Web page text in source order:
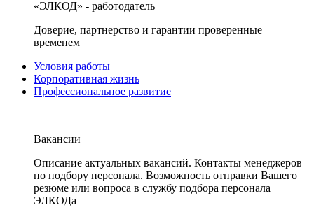
«ЭЛКОД» - работодатель
Доверие, партнерство и гарантии проверенные
временем
Условия работы
Корпоративная жизнь
Профессиональное развитие
Вакансии
Описание актуальных вакансий. Контакты менеджеров
по подбору персонала. Возможность отправки Вашего
резюме или вопроса в службу подбора персонала
ЭЛКОДа